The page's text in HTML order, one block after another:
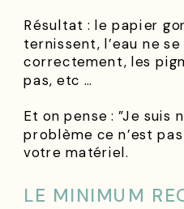
Résultat : le papier
ternissent, l’eau ne
correctement, les
pas, etc …
Et on pense : ”Je suis
problème ce n’est
votre matériel.
LE MINIMUM